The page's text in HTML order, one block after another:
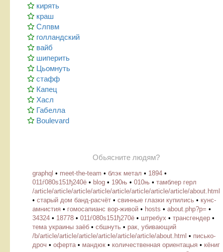
кирять
краш
Слпвм
голландский
вайб
шиперить
Цьомнуть
стафф
Капец
Хасл
Габелла
Boulevard
Обьясните людям?
graphql • meet-the-team • блэк метал • 1894 •
011ѓ080ѕ151ђ240ё • blog • 190њ • 010њ • тамблер герл
/article/article/article/article/article/article/article/article/about.html
• старый дом банд-расчёт • свинные глазки купились • кунс-
амнистия • гомосапианс вор-живой • hosts • about.php?p= •
34324 • 18778 • 011ѓ080ѕ151ђ270ё • штребух • трансгендер •
тема украины заёб • сбшнуть • рак, убивающий
/b/article/article/article/article/article/article/about.html • писько-
дроч • оферта • мандюк • количественная ориентацыя • кёниг